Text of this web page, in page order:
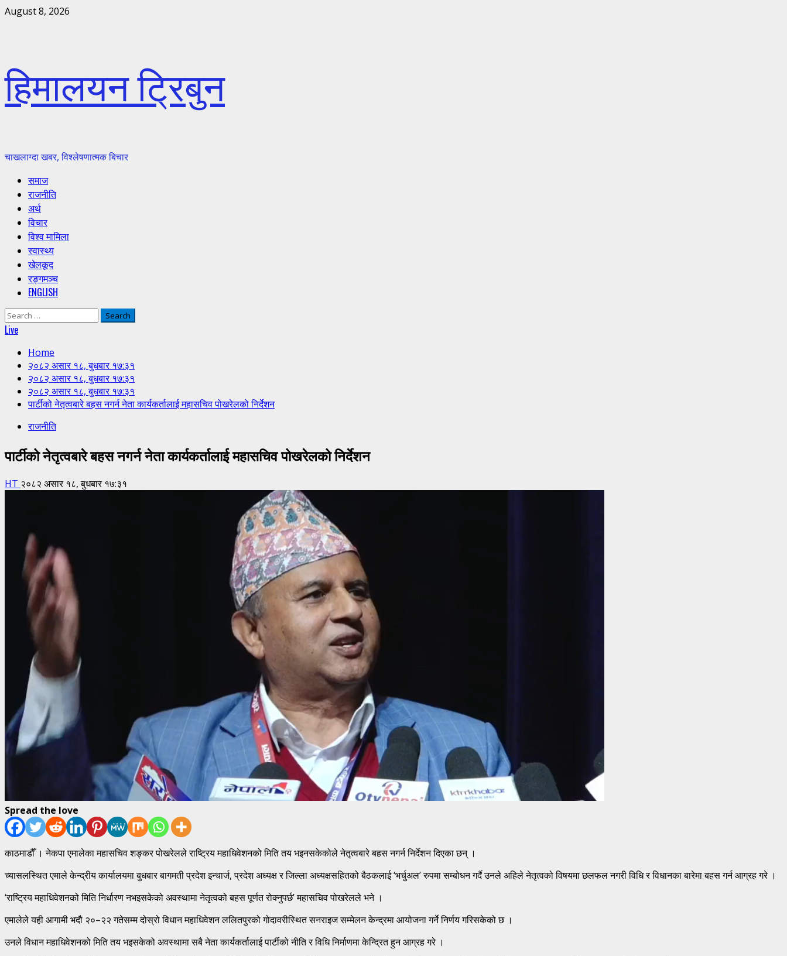
Skip
August 8, 2026
हिमालयन ट्रिबुन
चाखलाग्दा खबर, विश्लेषणात्मक बिचार
Primary
Menu
समाज
राजनीति
अर्थ
विचार
विश्व मामिला
स्वास्थ्य
खेलकूद
रङ्गमञ्च
ENGLISH
Search
for:
Live
Home
२०८२ असार १८, बुधबार १७:३१
२०८२ असार १८, बुधबार १७:३१
२०८२ असार १८, बुधबार १७:३१
पार्टीको नेतृत्वबारे बहस नगर्न नेता कार्यकर्तालाई महासचिव पोखरेलको निर्देशन
राजनीति
पार्टीको नेतृत्वबारे बहस नगर्न नेता कार्यकर्तालाई महासचिव पोखरेलको निर्देशन
HT २०८२ असार १८, बुधबार १७:३१
Spread the love
काठमाडौँ । नेकपा एमालेका महासचिव शङ्कर पोखरेलले राष्ट्रिय महाधिवेशनको मिति तय भइनसकेकोले नेतृत्वबारे बहस नगर्न निर्देशन दिएका छन् ।
च्यासलस्थित एमाले केन्द्रीय कार्यालयमा बुधबार बागमती प्रदेश इन्चार्ज, प्रदेश अध्यक्ष र जिल्ला अध्यक्षसहितको बैठकलाई ‘भर्चुअल’ रुपमा सम्बोधन गर्दै उनले अहिले नेतृत्वको विषयमा छलफल नगरी विधि र विधानका बारेमा बहस गर्न आग्रह गरे ।
‘राष्ट्रिय महाधिवेशनको मिति निर्धारण नभइसकेको अवस्थामा नेतृत्वको बहस पूर्णत रोक्नुपर्छ’ महासचिव पोखरेलले भने ।
एमालेले यही आगामी भदौ २०–२२ गतेसम्म दोस्रो विधान महाधिवेशन ललितपुरको गोदावरीस्थित सनराइज सम्मेलन केन्द्रमा आयोजना गर्ने निर्णय गरिसकेको छ ।
उनले विधान महाधिवेशनको मिति तय भइसकेको अवस्थामा सबै नेता कार्यकर्तालाई पार्टीको नीति र विधि निर्माणमा केन्द्रित हुन आग्रह गरे ।